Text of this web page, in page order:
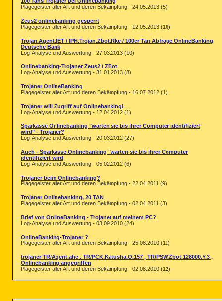
Plagegeister aller Art und deren Bekämpfung - 24.05.2013 (5)
Zeus2 onlinebanking gesperrt
Plagegeister aller Art und deren Bekämpfung - 12.05.2013 (16)
Trojan.Agent.IET / IPH.Trojan.Zbot.Rke / 100er Tan Abfrage OnlineBanking
Deutsche Bank
Log-Analyse und Auswertung - 27.03.2013 (10)
Onlinebanking-Trojaner Zeus2 / ZBot
Log-Analyse und Auswertung - 31.01.2013 (8)
Trojaner OnlineBanking
Plagegeister aller Art und deren Bekämpfung - 16.07.2012 (1)
Trojaner will Zugriff auf Onlinebanking!
Log-Analyse und Auswertung - 12.04.2012 (1)
Sparkasse Onlinebanking "warten sie bis ihrer Computer identifiziert
wird" - Trojaner?
Log-Analyse und Auswertung - 20.03.2012 (27)
Auch - Sparkasse Onlinebanking "warten sie bis ihrer Computer
identifiziert wird
Log-Analyse und Auswertung - 05.02.2012 (6)
Trojaner beim Onlinebanking?
Plagegeister aller Art und deren Bekämpfung - 22.04.2011 (9)
Trojaner Onlinebanking, 20 TAN
Plagegeister aller Art und deren Bekämpfung - 02.04.2011 (3)
Brief von OnlineBanking - Trojaner auf meinem PC?
Log-Analyse und Auswertung - 03.09.2010 (24)
OnlineBanking-Trojaner ?
Plagegeister aller Art und deren Bekämpfung - 25.08.2010 (11)
trojaner TR/Agent.ahe , TR/PCK.Katusha.O.157 , TR/PSW.Zbot.128000.Y.3 ,
Onlinebanking angegriffen
Plagegeister aller Art und deren Bekämpfung - 02.08.2010 (12)